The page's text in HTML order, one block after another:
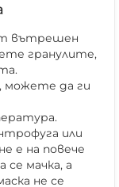
вътрешен
гранулите,
можете да ги
или
е на повече
мачка, а
не се